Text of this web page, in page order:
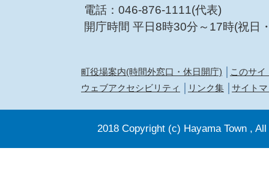
電話：046-876-1111(代表)
開庁時間 平日8時30分～17時(祝日
町役場案内(時間外窓口・休日開庁)
このサイ
ウェブアクセシビリティ
リンク集 サイト
2018 Copyright (c) Hayama Town ,